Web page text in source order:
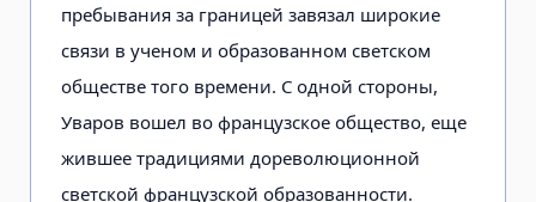
пребывания за границей завязал широкие
связи в ученом и образованном светском
обществе того времени. С одной стороны,
Уваров вошел во французское общество, еще
жившее традициями дореволюционной
светской французской образованности.